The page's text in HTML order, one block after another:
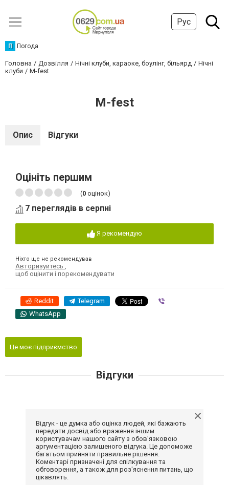
Рус
П Погода
Головна Дозвілля Нічні клуби, караоке, боулінг, більярд
Нічні
клуби
M-fest
M-fest
Опис Відгуки
Оцініть першим
(0 оцінок)
7 переглядів в серпні
Я рекомендую
Ніхто ще не рекомендував
Авторизуйтесь
щоб оцінити і порекомендувати
Reddit Telegram
WhatsApp
Це моє підприємство
Відгуки
Відгук - це думка або оцінка людей, які бажають
передати досвід або враження іншим
користувачам нашого сайту з обов'язковою
аргументацією залишеного відгука. Це допоможе
багатьом прийняти правильне рішення.
Коментарі призначені для спілкування та
обговорення, а також для роз'яснення питань, що
цікавлять.